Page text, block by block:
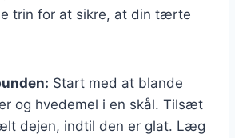
trin for at sikre, at din tærte
Start med at blande
og hvedemel i en skål. Tilsæt
dejen, indtil den er glat. Læg